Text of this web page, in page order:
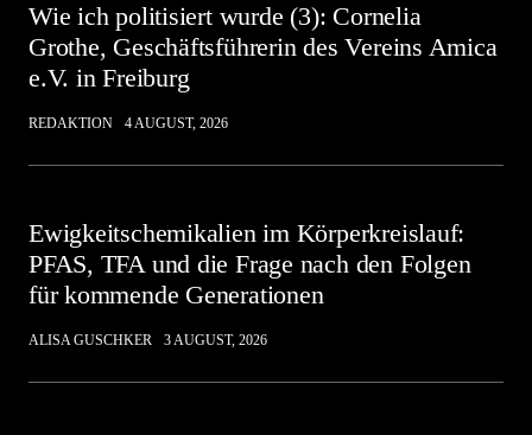
Wie ich politisiert wurde (3): Cornelia
Grothe, Geschäftsführerin des Vereins Amica
e.V. in Freiburg
REDAKTION 4 AUGUST, 2026
Ewigkeitschemikalien im Körperkreislauf:
PFAS, TFA und die Frage nach den Folgen
für kommende Generationen
ALISA GUSCHKER 3 AUGUST, 2026